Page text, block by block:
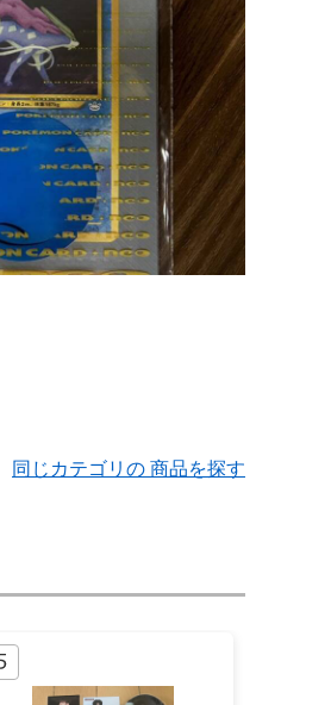
同じカテゴリの 商品を探す